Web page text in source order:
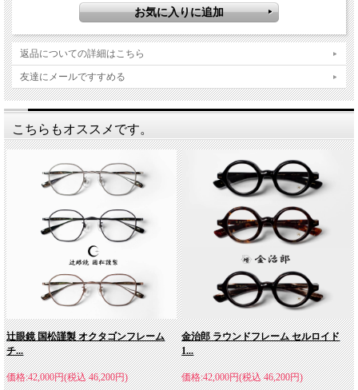
返品についての詳細はこちら
友達にメールですすめる
こちらもオススメです。
辻眼鏡 国松謹製 オクタゴンフレーム
チ...
価格:42,000円(税込 46,200円)
金治郎 ラウンドフレーム セルロイド
1...
価格:42,000円(税込 46,200円)